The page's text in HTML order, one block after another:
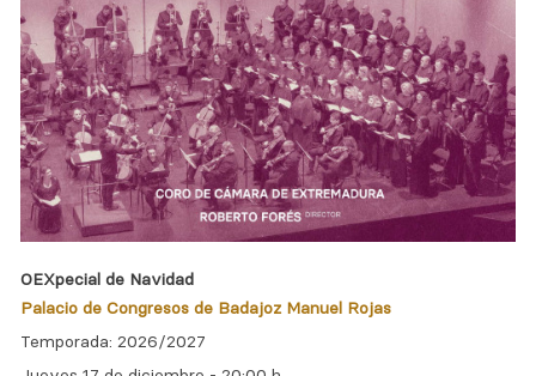
OEXpecial de Navidad
Palacio de Congresos de Badajoz Manuel Rojas
Temporada: 2026/2027